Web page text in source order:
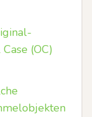
(OC)